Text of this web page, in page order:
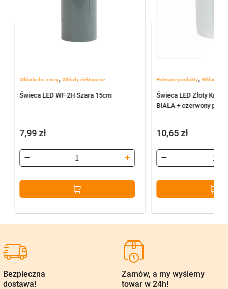
Wkłady do zniczy, Wkłady elektryczne
Świeca LED WF-2H Szara 15cm
7,99zł
Polecane produkty,Wkłady do
Świeca LED Złoty
BIAŁA + czerwony
10,65zł
Bezpieczna
dostawa!
Zamów, a my wyślemy
towar w 24h!